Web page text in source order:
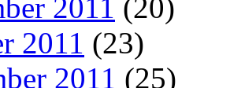
2011 (20)
2011 (23)
2011 (25)